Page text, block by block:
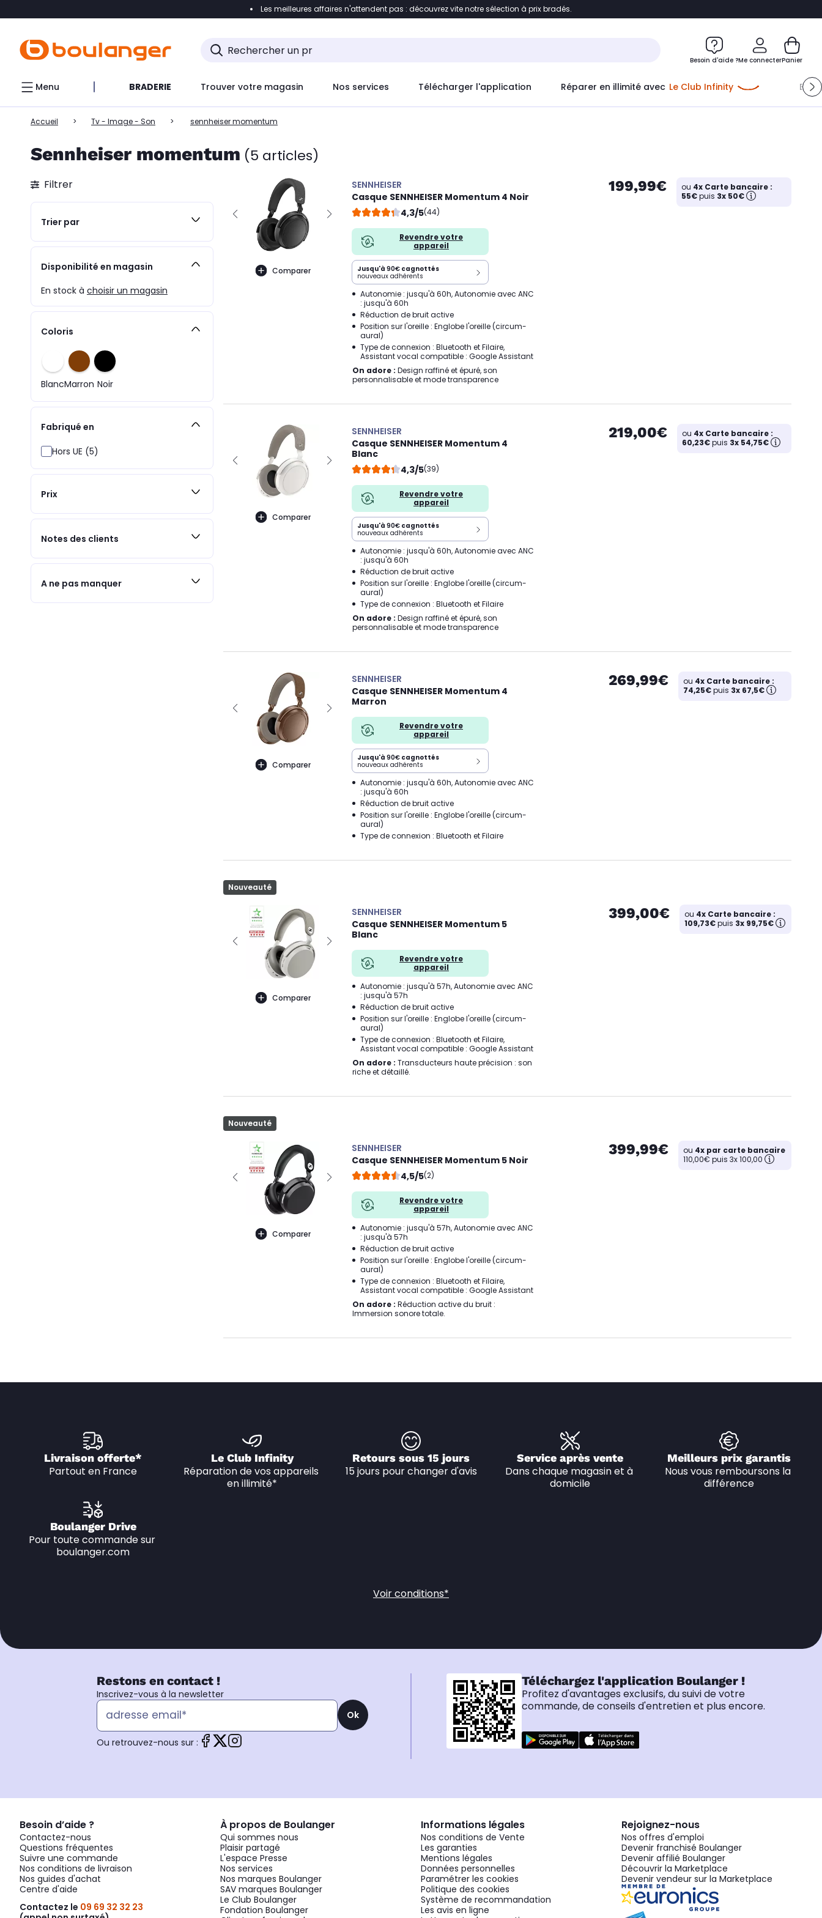
Accéder directement au contenu Accéder directement au pied de page Accéder directement au chatbot
Les meilleures affaires n'attendent pas : découvrez vite notre sélection à prix bradés.
Besoin d'aide ?Me connecter
Me connecter
Panier
Menu BRADERIE Trouver votre magasin Nos services Télécharger l'application Réparer en illimité avec Le Club Infinity
Accueil Tv - Image - Son sennheiser momentum
Sennheiser momentum (5 articles)
Filtrer
Trier par
Disponibilité en magasin
En stock à choisir un magasin
Coloris
BlancMarron Noir
Fabriqué en
Hors UE (5)
Prix
Notes des clients
A ne pas manquer
Comparer
SENNHEISER
Casque SENNHEISER Momentum 4 Noir
4,3/5(44)
Revendre votre
appareil
Jusqu'à 90€ cagnottés
nouveaux adhérents
Autonomie : jusqu'à 60h, Autonomie avec ANC
: jusqu'à 60h
Réduction de bruit active
Position sur l'oreille : Englobe l'oreille (circum-
aural)
Type de connexion : Bluetooth et Filaire,
Assistant vocal compatible : Google Assistant
On adore : Design raffiné et épuré, son
personnalisable et mode transparence
199,99€ ou 4x Carte bancaire :
55€puis 3x 50€
Comparer
SENNHEISER
Casque SENNHEISER Momentum 4
Blanc
4,3/5(39)
Revendre votre
appareil
Jusqu'à 90€ cagnottés
nouveaux adhérents
Autonomie : jusqu'à 60h, Autonomie avec ANC
: jusqu'à 60h
Réduction de bruit active
Position sur l'oreille : Englobe l'oreille (circum-
aural)
Type de connexion : Bluetooth et Filaire
On adore : Design raffiné et épuré, son
personnalisable et mode transparence
219,00€ ou 4x Carte bancaire :
60,23€puis 3x 54,75€
Comparer
SENNHEISER
Casque SENNHEISER Momentum 4
Marron
Revendre votre
appareil
Jusqu'à 90€ cagnottés
nouveaux adhérents
Autonomie : jusqu'à 60h, Autonomie avec ANC
: jusqu'à 60h
Réduction de bruit active
Position sur l'oreille : Englobe l'oreille (circum-
aural)
Type de connexion : Bluetooth et Filaire
269,99€ ou 4x Carte bancaire :
74,25€puis 3x 67,5€
Nouveauté
Comparer
SENNHEISER
Casque SENNHEISER Momentum 5
Blanc
Revendre votre
appareil
Autonomie : jusqu'à 57h, Autonomie avec ANC
: jusqu'à 57h
Réduction de bruit active
Position sur l'oreille : Englobe l'oreille (circum-
aural)
Type de connexion : Bluetooth et Filaire,
Assistant vocal compatible : Google Assistant
On adore : Transducteurs haute précision : son
riche et détaillé.
399,00€ ou 4x Carte bancaire :
109,73€puis 3x 99,75€
Nouveauté
Comparer
SENNHEISER
Casque SENNHEISER Momentum 5 Noir
4,5/5(2)
Revendre votre
appareil
Autonomie : jusqu'à 57h, Autonomie avec ANC
: jusqu'à 57h
Réduction de bruit active
Position sur l'oreille : Englobe l'oreille (circum-
aural)
Type de connexion : Bluetooth et Filaire,
Assistant vocal compatible : Google Assistant
On adore : Réduction active du bruit :
Immersion sonore totale.
399,99€ ou 4x par carte bancaire
110,00€ puis 3x 100,00
Livraison offerte*
Partout en France
Le Club Infinity
Réparation de vos appareils
en illimité*
Retours sous 15 jours
15 jours pour changer d'avis
Service après vente
Dans chaque magasin et à
domicile
Meilleurs prix garantis
Nous vous remboursons la
différence
Boulanger Drive
Pour toute commande sur
boulanger.com
Voir conditions*
Restons en contact !
Inscrivez-vous à la newsletter
Ok
Ou retrouvez-nous sur :
Téléchargez l'application Boulanger !
Profitez d'avantages exclusifs, du suivi de votre
commande, de conseils d'entretien et plus encore.
Besoin d’aide ?
Contactez-nous
Questions fréquentes
Suivre une commande
Nos conditions de livraison
Nos guides d'achat
Centre d'aide
Contactez le 09 69 32 32 23
À propos de Boulanger
Qui sommes nous
Plaisir partagé
L'espace Presse
Nos services
Nos marques Boulanger
SAV marques Boulanger
Le Club Boulanger
Fondation Boulanger
Informations légales
Nos conditions de Vente
Les garanties
Mentions légales
Données personnelles
Paramétrer les cookies
Politique des cookies
Système de recommandation
Les avis en ligne
Rejoignez-nous
Nos offres d'emploi
Devenir franchisé Boulanger
Devenir affilié Boulanger
Découvrir la Marketplace
Devenir vendeur sur la Marketplace